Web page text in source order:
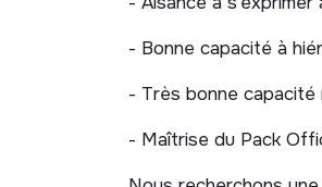
secteur de la santé.
de chercher et
équipe, à des
- Bonne capacité à
- Très bonne capacité
- Maîtrise du Pack